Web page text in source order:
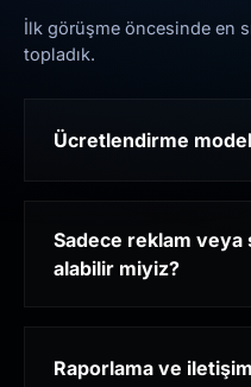
İlk görüşme öncesinde en
topladık.
Ücretlendirme
Sadece reklam veya
alabilir miyiz?
Raporlama ve